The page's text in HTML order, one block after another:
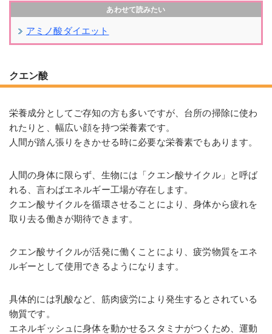
アミノ酸ダイエット
クエン酸
栄養成分としてご存知の方も多いですが、台所の掃除に使わ
れたりと、幅広い顔を持つ栄養素です。
人間が踏ん張りをきかせる時に必要な栄養素でもあります。
人間の身体に限らず、生物には「クエン酸サイクル」と呼ば
れる、言わばエネルギー工場が存在します。
クエン酸サイクルを循環させることにより、身体から疲れを
取り去る働きが期待できます。
クエン酸サイクルが活発に働くことにより、疲労物質をエネ
ルギーとして使用できるようになります。
具体的には乳酸など、筋肉疲労により発生するとされている
物質です。
エネルギッシュに身体を動かせるスタミナがつくため、運動